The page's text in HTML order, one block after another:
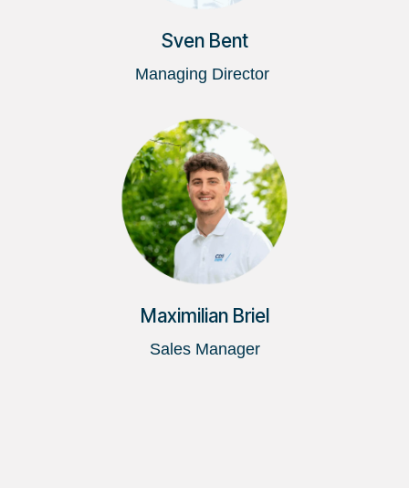
Sven Bent
Managing Director
Maximilian Briel
Sales Manager